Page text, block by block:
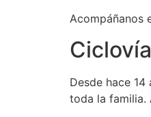
Acompáñanos
Desde hace
toda la familia.